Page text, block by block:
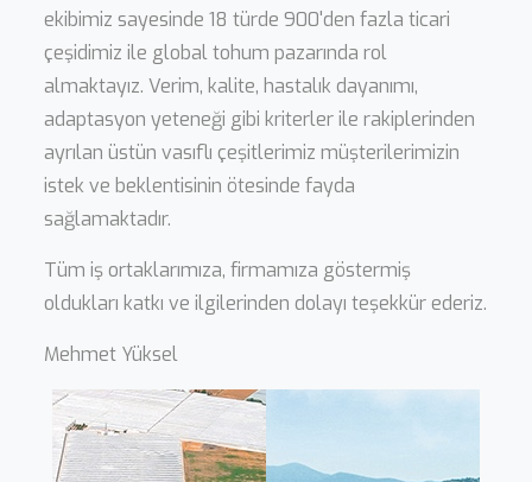
ekibimiz sayesinde 18 türde 900'den fazla ticari
çeşidimiz ile global tohum pazarında rol
almaktayız. Verim, kalite, hastalık dayanımı,
adaptasyon yeteneği gibi kriterler ile rakiplerinden
ayrılan üstün vasıflı çeşitlerimiz müşterilerimizin
istek ve beklentisinin ötesinde fayda
sağlamaktadır.
Tüm iş ortaklarımıza, firmamıza göstermiş
oldukları katkı ve ilgilerinden dolayı teşekkür ederiz.
Mehmet Yüksel